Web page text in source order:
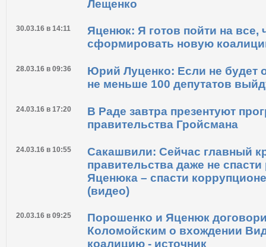
Отставка Яценюка является
Порошенко, Ахметовым и
Лещенко
30.03.16 в 14:11
Яценюк: Я готов пойти на все,
сформировать новую
28.03.16 в 09:36
Юрий Луценко: Если не будет
не меньше 100 депутатов
24.03.16 в 17:20
В Раде завтра презентуют
правительства Гройсмана
Сакашвили: Сейчас главный
правительства даже не
Яценюка – спасти
(видео)